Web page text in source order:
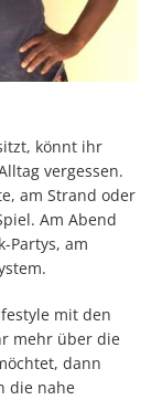
könnt ihr
vergessen.
am Strand oder
Am Abend
Partys, am
mit den
mehr über die
dann
die nahe